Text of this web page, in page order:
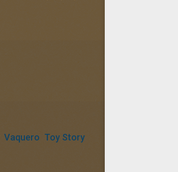
Vaquero Toy Story